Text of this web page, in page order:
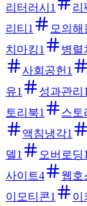
리터러시 1 리
리티 1 모의해
치마킹1 병렬
사회공헌 1
유1 성과관리 1
토리북1 스토
액침냉각1
델1 오버로딩1
사이트4 웹호
이모티콘1 이